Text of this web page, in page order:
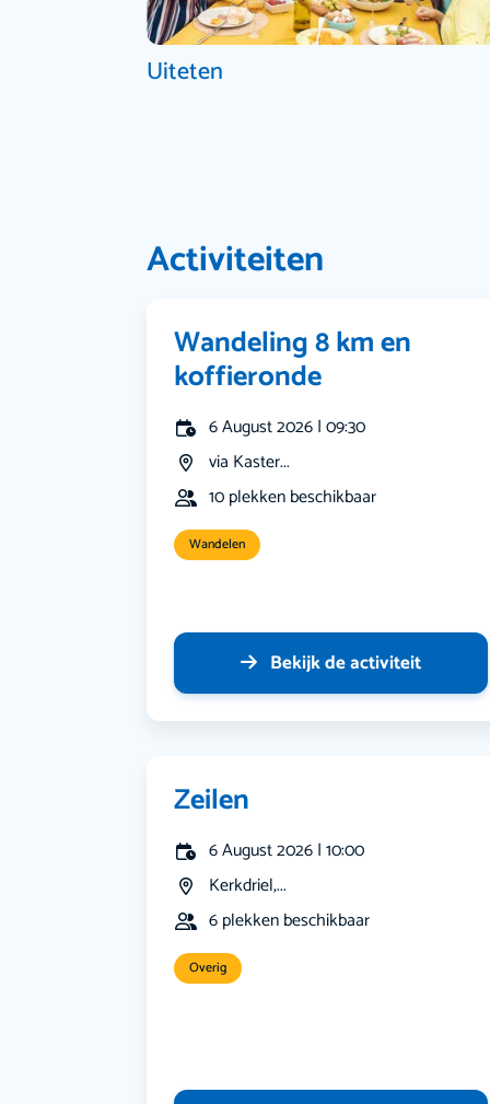
Uiteten
Activiteiten
Wandeling 8 km en
koffieronde
6 August 2026 | 09:30
via Kaster...
10 plekken beschikbaar
Wandelen
Bekijk de activiteit
Zeilen
6 August 2026 | 10:00
Kerkdriel,...
6 plekken beschikbaar
Overig